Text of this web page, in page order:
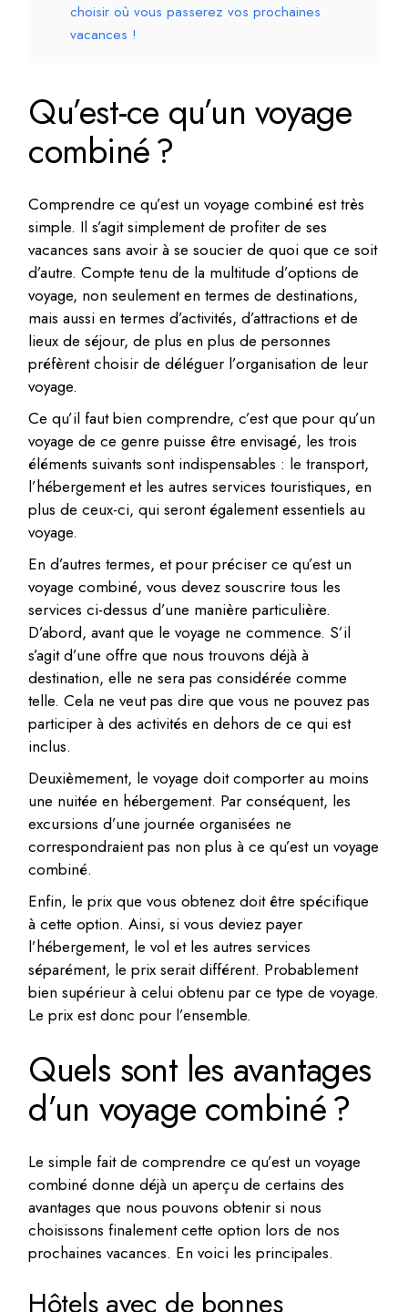
choisir où vous passerez vos prochaines
vacances !
Qu’est-ce qu’un voyage
combiné ?
Comprendre ce qu’est un voyage combiné est très
simple. Il s’agit simplement de profiter de ses
vacances sans avoir à se soucier de quoi que ce soit
d’autre. Compte tenu de la multitude d’options de
voyage, non seulement en termes de destinations,
mais aussi en termes d’activités, d’attractions et de
lieux de séjour, de plus en plus de personnes
préfèrent choisir de déléguer l’organisation de leur
voyage.
Ce qu’il faut bien comprendre, c’est que pour qu’un
voyage de ce genre puisse être envisagé, les trois
éléments suivants sont indispensables : le transport,
l’hébergement et les autres services touristiques, en
plus de ceux-ci, qui seront également essentiels au
voyage.
En d’autres termes, et pour préciser ce qu’est un
voyage combiné, vous devez souscrire tous les
services ci-dessus d’une manière particulière.
D’abord, avant que le voyage ne commence. S’il
s’agit d’une offre que nous trouvons déjà à
destination, elle ne sera pas considérée comme
telle. Cela ne veut pas dire que vous ne pouvez pas
participer à des activités en dehors de ce qui est
inclus.
Deuxièmement, le voyage doit comporter au moins
une nuitée en hébergement. Par conséquent, les
excursions d’une journée organisées ne
correspondraient pas non plus à ce qu’est un voyage
combiné.
Enfin, le prix que vous obtenez doit être spécifique
à cette option. Ainsi, si vous deviez payer
l’hébergement, le vol et les autres services
séparément, le prix serait différent. Probablement
bien supérieur à celui obtenu par ce type de voyage.
Le prix est donc pour l’ensemble.
Quels sont les avantages
d’un voyage combiné ?
Le simple fait de comprendre ce qu’est un voyage
combiné donne déjà un aperçu de certains des
avantages que nous pouvons obtenir si nous
choisissons finalement cette option lors de nos
prochaines vacances. En voici les principales.
Hôtels avec de bonnes